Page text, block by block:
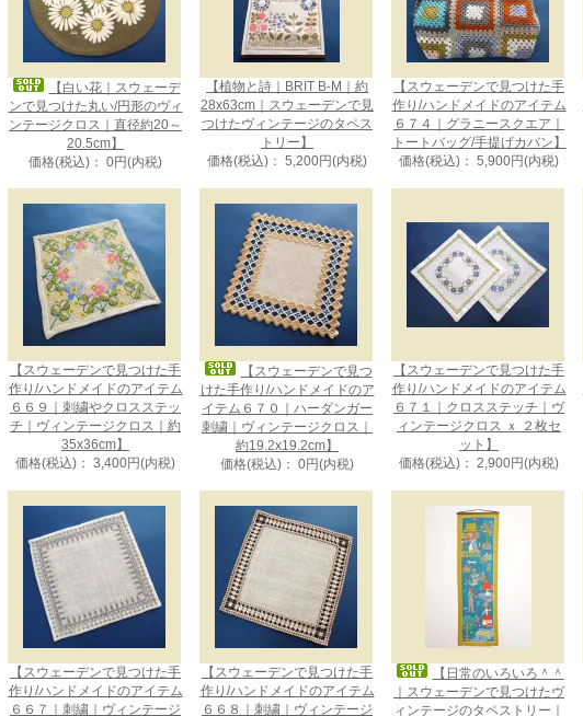
【白い花｜スウェーデ
ンで見つけた丸い/円形のヴィ
ンテージクロス｜直径約20～
20.5cm】
価格(税込)： 0円(内税)
【植物と詩｜BRIT B-M｜約
28x63cm｜スウェーデンで見
つけたヴィンテージのタペス
トリー】
価格(税込)： 5,200円(内税)
【スウェーデンで見つけた手
作り/ハンドメイドのアイテム
６７４｜グラニースクエア｜
トートバッグ/手提げカバン】
価格(税込)： 5,900円(内税)
【スウェーデンで見つけた手
作り/ハンドメイドのアイテム
６６９｜刺繍やクロスステッ
チ｜ヴィンテージクロス｜約
35x36cm】
価格(税込)： 3,400円(内税)
【スウェーデンで見つ
けた手作り/ハンドメイドのア
イテム６７０｜ハーダンガー
刺繍｜ヴィンテージクロス｜
約19.2x19.2cm】
価格(税込)： 0円(内税)
【スウェーデンで見つけた手
作り/ハンドメイドのアイテム
６７１｜クロスステッチ｜ヴ
ィンテージクロス ｘ ２枚セ
ット】
価格(税込)： 2,900円(内税)
【スウェーデンで見つけた手
作り/ハンドメイドのアイテム
６６７｜刺繍｜ヴィンテージ
【スウェーデンで見つけた手
作り/ハンドメイドのアイテム
６６８｜刺繍｜ヴィンテージ
【日常のいろいろ＾＾
｜スウェーデンで見つけたヴ
ィンテージのタペストリー｜